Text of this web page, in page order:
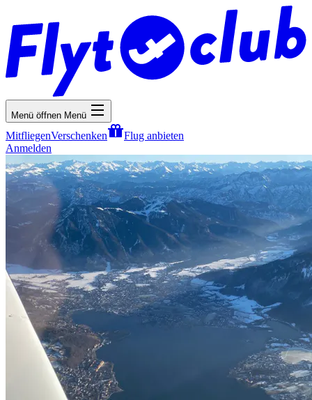
Menü öffnen Menü
MitfliegenVerschenken
Flug anbieten
Anmelden